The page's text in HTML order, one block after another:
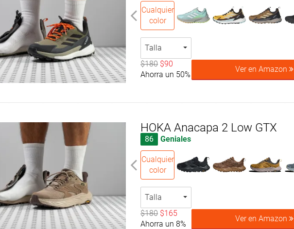
Cualquier
color
Talla
$180 $90
Ahorra un 50%
Ver en Amazon
HOKA Anacapa 2 Low GTX
86 Geniales
Cualquier
color
Talla
$180 $165
Ahorra un 8%
Ver en Amazon